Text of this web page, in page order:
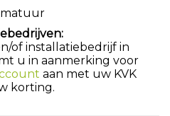
of installatiebedrijf in
u in aanmerking voor
aan met uw KVK
korting.